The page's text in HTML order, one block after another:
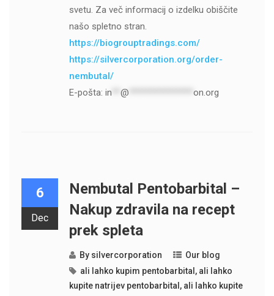
svetu. Za več informacij o izdelku obiščite
našo spletno stran.
https://biogrouptradings.com/
https://silvercorporation.org/order-
nembutal/
E-pošta: in @ on.org
6
Dec
Nembutal Pentobarbital –
Nakup zdravila na recept
prek spleta
By silvercorporation
Our blog
ali lahko kupim pentobarbital , ali lahko
kupite natrijev pentobarbital , ali lahko kupite